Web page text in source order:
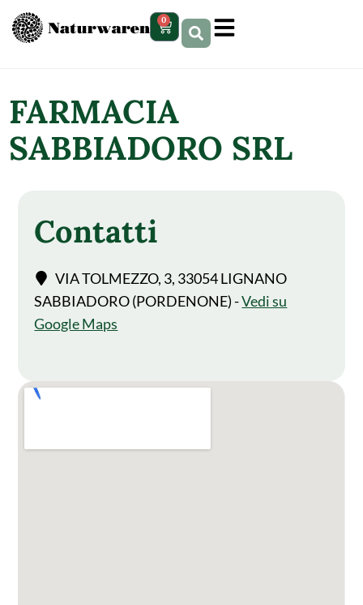
contenuto 0
FARMACIA
SABBIADORO SRL
Contatti
VIA TOLMEZZO, 3, 33054 LIGNANO
SABBIADORO (PORDENONE) -Vedi su
Google Maps